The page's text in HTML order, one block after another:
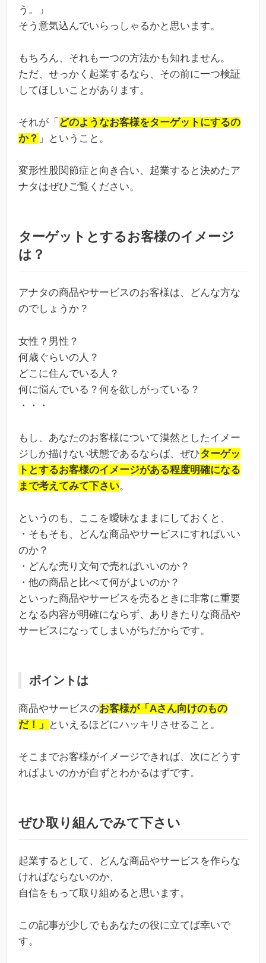
う。」
そう意気込んでいらっしゃるかと思います。
もちろん、それも一つの方法かも知れません。
ただ、せっかく起業するなら、その前に一つ検証
してほしいことがあります。
それが「 どのようなお客様をターゲットにするの
か？ 」ということ。
変形性股関節症と向き合い、起業すると決めたア
ナタはぜひご覧ください。
ターゲットとするお客様のイメージ
は？
アナタの商品やサービスのお客様は、どんな方な
のでしょうか？
女性？男性？
何歳ぐらいの人？
どこに住んでいる人？
何に悩んでいる？何を欲しがっている？
・・・
もし、あなたのお客様について漠然としたイメー
ジしか描けない状態であるならば、ぜひターゲッ
トとするお客様のイメージがある程度明確になる
まで考えてみて下さい。
というのも、ここを曖昧なままにしておくと、
・そもそも、どんな商品やサービスにすればいい
のか？
・どんな売り文句で売ればいいのか？
・他の商品と比べて何がよいのか？
といった商品やサービスを売るときに非常に重要
となる内容が明確にならず、ありきたりな商品や
サービスになってしまいがちだからです。
ポイントは
商品やサービスのお客様が「Aさん向けのもの
だ！」
といえるほどにハッキリさせること。
そこまでお客様がイメージできれば、次にどうす
ればよいのかが自ずとわかるはずです。
ぜひ取り組んでみて下さい
起業するとして、どんな商品やサービスを作らな
ければならないのか、
自信をもって取り組めると思います。
この記事が少しでもあなたの役に立てば幸いで
す。